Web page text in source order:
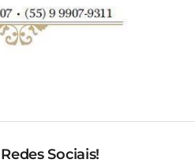
Sociais!